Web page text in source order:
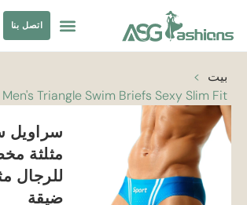
اتصل بنا
بيت >
Triangle Swim Briefs Sexy Slim Fit
سراويل
مثلثة
للرجال
ضيقة